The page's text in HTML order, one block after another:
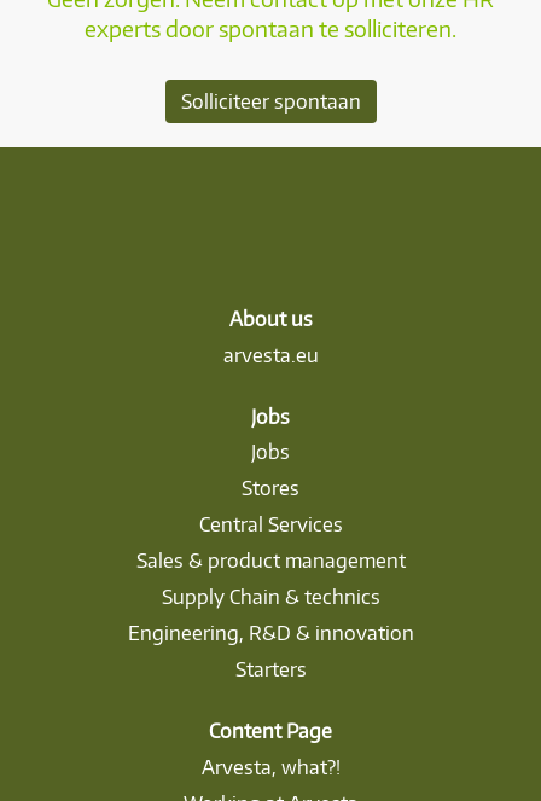
experts door spontaan te solliciteren.
Solliciteer spontaan
About us
arvesta.eu
Jobs
Jobs
Stores
Central Services
Sales & product management
Supply Chain & technics
Engineering, R&D & innovation
Starters
Content Page
Arvesta, what?!